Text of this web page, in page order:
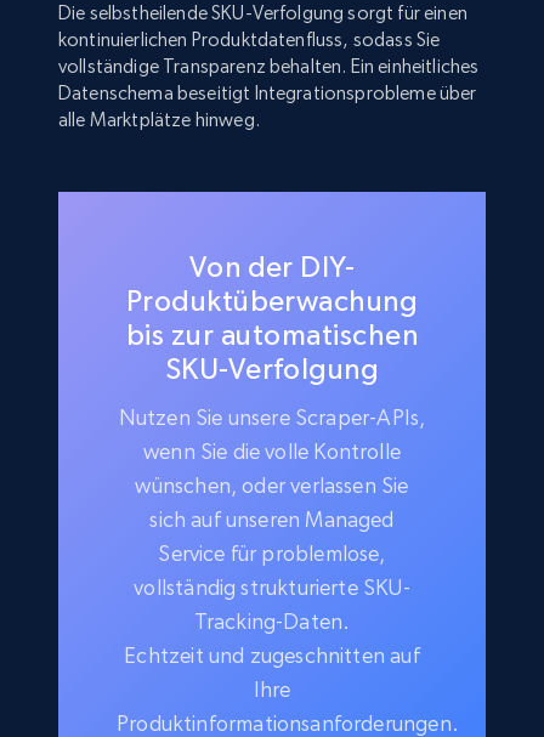
Die selbstheilende SKU-Verfolgung sorgt für einen
kontinuierlichen Produktdatenfluss, sodass Sie
vollständige Transparenz behalten. Ein einheitliches
Datenschema beseitigt Integrationsprobleme über
alle Marktplätze hinweg.
Von der DIY-
Produktüberwachung
bis zur automatischen
SKU-Verfolgung
Nutzen Sie unsere Scraper-APIs,
wenn Sie die volle Kontrolle
wünschen, oder verlassen Sie
sich auf unseren Managed
Service für problemlose,
vollständig strukturierte SKU-
Tracking-Daten.
Echtzeit und zugeschnitten auf
Ihre
Produktinformationsanforderungen.